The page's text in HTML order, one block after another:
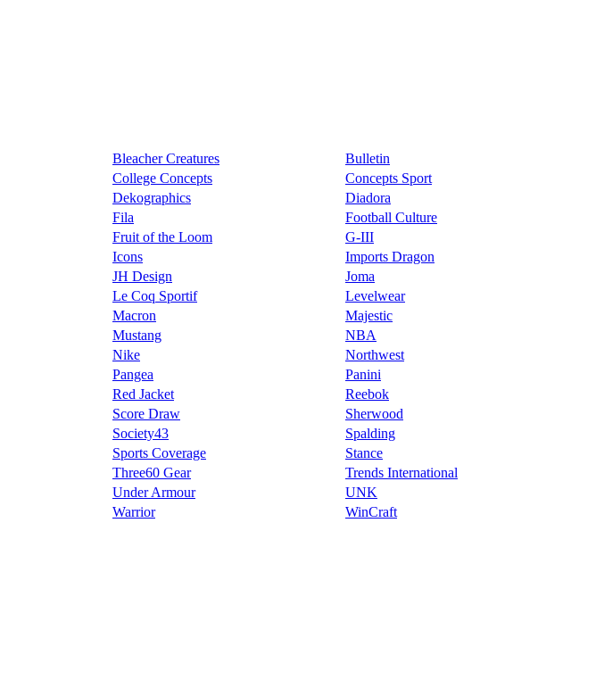
Bleacher Creatures
Bulletin
College Concepts
Concepts Sport
Dekographics
Diadora
Fila
Football Culture
Fruit of the Loom
G-III
Icons
Imports Dragon
JH Design
Joma
Le Coq Sportif
Levelwear
Macron
Majestic
Mustang
NBA
Nike
Northwest
Pangea
Panini
Red Jacket
Reebok
Score Draw
Sherwood
Society43
Spalding
Sports Coverage
Stance
Three60 Gear
Trends International
Under Armour
UNK
Warrior
WinCraft